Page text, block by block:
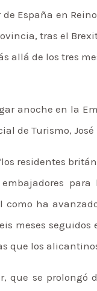
España en
tras el
allá de los tres
anoche en la
de Turismo,
residentes
como ha
meses
que los
que se